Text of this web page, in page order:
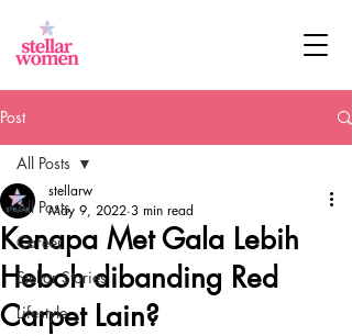
Post
All Posts
Career
Stellar Stories
Lifestyle
All Posts
Kenapa Met Gala Lebih
Heboh dibanding Red
Carpet Lain?
stellarw
May 9, 2022 3 min read